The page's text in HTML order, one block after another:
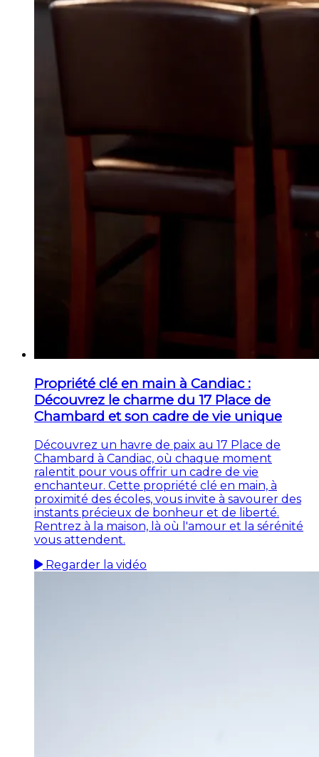
Propriété clé en main à Candiac :
Découvrez le charme du 17 Place de
Chambard et son cadre de vie unique
Découvrez un havre de paix au 17 Place de
Chambard à Candiac, où chaque moment
ralentit pour vous offrir un cadre de vie
enchanteur. Cette propriété clé en main, à
proximité des écoles, vous invite à savourer des
instants précieux de bonheur et de liberté.
Rentrez à la maison, là où l'amour et la sérénité
vous attendent.
Regarder la vidéo